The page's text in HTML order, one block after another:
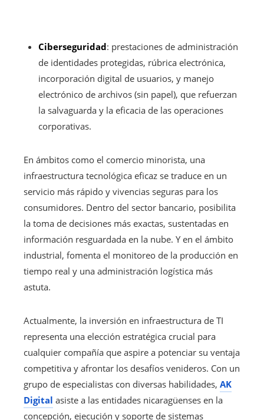
Ciberseguridad: prestaciones de administración
de identidades protegidas, rúbrica electrónica,
incorporación digital de usuarios, y manejo
electrónico de archivos (sin papel), que refuerzan
la salvaguarda y la eficacia de las operaciones
corporativas.
En ámbitos como el comercio minorista, una
infraestructura tecnológica eficaz se traduce en un
servicio más rápido y vivencias seguras para los
consumidores. Dentro del sector bancario, posibilita
la toma de decisiones más exactas, sustentadas en
información resguardada en la nube. Y en el ámbito
industrial, fomenta el monitoreo de la producción en
tiempo real y una administración logística más
astuta.
Actualmente, la inversión en infraestructura de TI
representa una elección estratégica crucial para
cualquier compañía que aspire a potenciar su ventaja
competitiva y afrontar los desafíos venideros. Con un
grupo de especialistas con diversas habilidades, AK
Digital asiste a las entidades nicaragüenses en la
concepción, ejecución y soporte de sistemas